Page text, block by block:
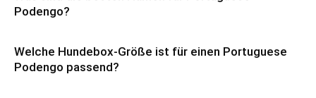
Podengo?
Welche Hundebox-Größe ist für einen Portuguese
Podengo passend?